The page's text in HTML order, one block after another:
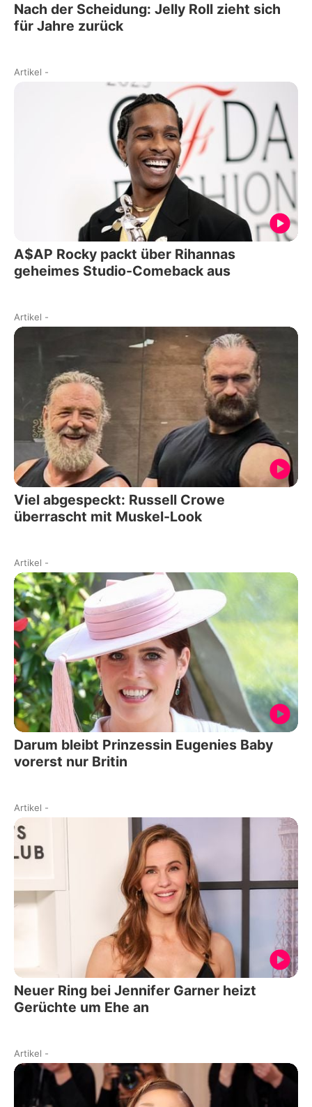
Nach der Scheidung: Jelly Roll zieht sich
für Jahre zurück
Artikel -
A$AP Rocky packt über Rihannas
geheimes Studio-Comeback aus
Artikel -
Viel abgespeckt: Russell Crowe
überrascht mit Muskel-Look
Artikel -
Darum bleibt Prinzessin Eugenies Baby
vorerst nur Britin
Artikel -
Neuer Ring bei Jennifer Garner heizt
Gerüchte um Ehe an
Artikel -